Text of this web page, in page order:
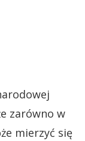
zarówno w
mierzyć się